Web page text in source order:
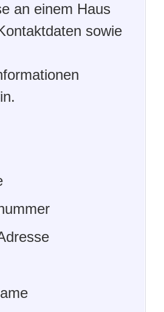
an einem Haus
sowie